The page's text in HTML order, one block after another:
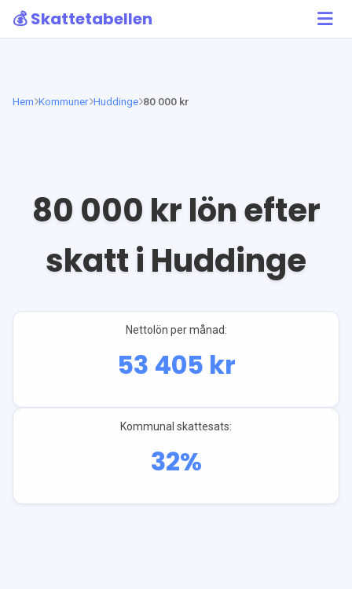
💰 Skattetabellen
Hem Kommuner Huddinge 80 000 kr
80 000 kr lön efter
skatt i Huddinge
Nettolön per månad:
53 405 kr
Kommunal skattesats:
32%